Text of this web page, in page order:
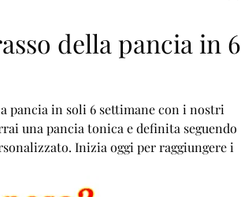
della pancia in 6
pancia in soli 6 settimane con i nostri
una pancia tonica e definita seguendo
Inizia oggi per raggiungere i